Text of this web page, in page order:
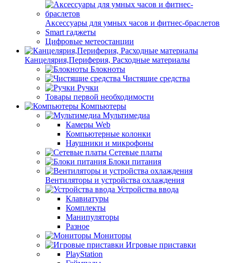
Аксессуары для умных часов и фитнес-браслетов
Smart гаджеты
Цифровые метеостанции
Канцелярия,Периферия, Расходные материалы
Блокноты
Чистящие средства
Ручки
Товары первой необходимости
Компьютеры
Мультимедиа
Камеры Web
Компьютерные колонки
Наушники и микрофоны
Сетевые платы
Блоки питания
Вентиляторы и устройства охлаждения
Устройства ввода
Клавиатуры
Комплекты
Манипуляторы
Разное
Мониторы
Игровые приставки
PlayStation